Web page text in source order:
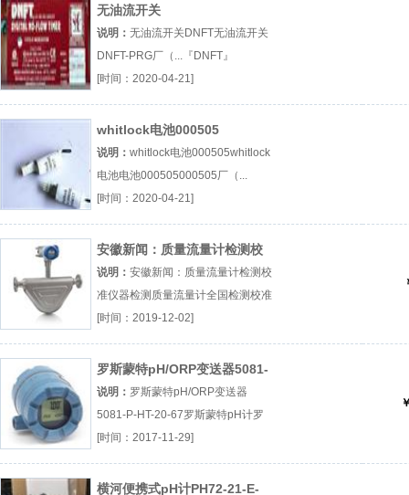
无油流开关
说明： 无油流开关DNFT无油流开关
DNFT-PRG厂（...『DNFT』
[时间：2020-04-21]
whitlock电池000505
说明： whitlock电池000505whitlock
电池电池000505000505厂（...
『whitlock电池』
[时间：2020-04-21]
安徽新闻：质量流量计检测校
准
说明： 安徽新闻：质量流量计检测校
准仪器检测质量流量计全国检测校准
厂（...『仪器检测』
[时间：2019-12-02]
罗斯蒙特pH/ORP变送器5081-
P-HT-20-67
说明： 罗斯蒙特pH/ORP变送器
5081-P-HT-20-67罗斯蒙特pH计罗
斯蒙特pH变送器5081P厂（...『罗斯
蒙特pH计』
[时间：2017-11-29]
横河便携式pH计PH72-21-E-